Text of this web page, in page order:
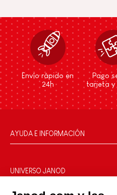
Envío rápido en
24h
Pago
tarjeta y
AYUDA E INFORMACIÓN
Preguntas más frecuentes
UNIVERSO JANOD